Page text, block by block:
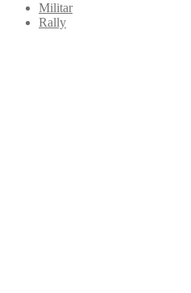
Militar
Rally